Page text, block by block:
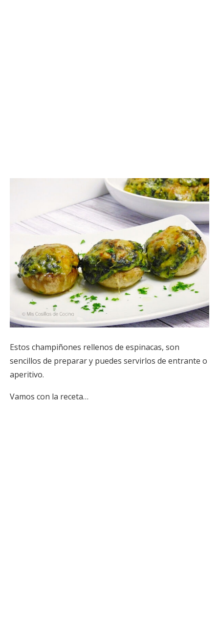
Estos champiñones rellenos de espinacas, son
sencillos de preparar y puedes servirlos de entrante o
aperitivo.
Vamos con la receta…